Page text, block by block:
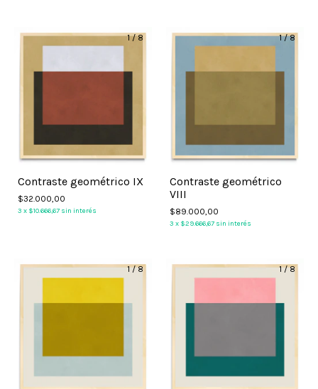
1/8
Contraste geométrico IX
$32.000,00
3 x $10.666,67 sin interés
1/8
Contraste geométrico
VIII
$89.000,00
3 x $29.666,67 sin interés
1/8 1/8